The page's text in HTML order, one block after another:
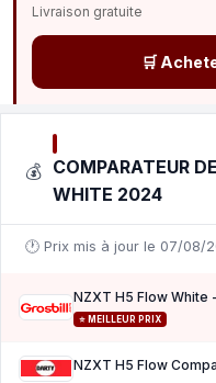
Livraison gratuite
🛒
💰 COMPARATEUR
WHITE 2024
🕐 Prix mis à jour le 07/08/
⭐ MEILLEUR PRIX